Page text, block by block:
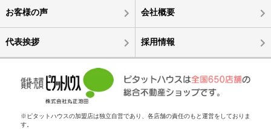
お客様の声 会社概要
代表挨拶 採用情報
※ピタットハウスの加盟店は独立自営であり、各店舗の責任のもと運営をしておりま
す。